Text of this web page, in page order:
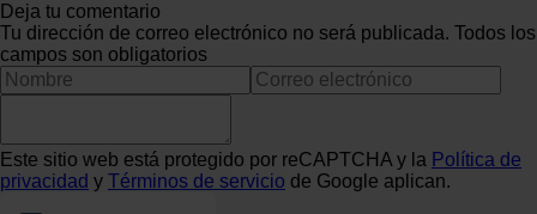
Deja tu comentario
Tu dirección de correo electrónico no será publicada. Todos los
campos son obligatorios
Este sitio web está protegido por reCAPTCHA y la Política de
privacidad y Términos de servicio de Google aplican.